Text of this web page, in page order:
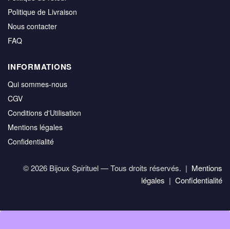
Politique de Livraison
Nous contacter
FAQ
INFORMATIONS
Qui sommes-nous
CGV
Conditions d'Utilisation
Mentions légales
Confidentialité
© 2026 Bijoux Spirituel — Tous droits réservés. | Mentions
légales | Confidentialité